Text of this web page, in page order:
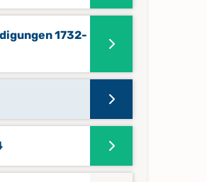
1732-